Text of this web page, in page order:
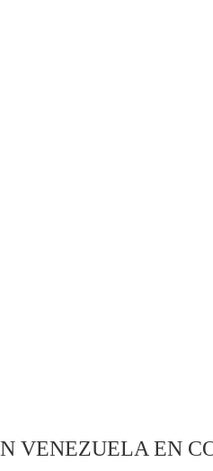
VENEZUELA EN